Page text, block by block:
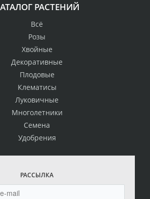
РАСТЕНИЙ
Всё
Розы
Хвойные
Декоративные
Плодовые
Клематисы
Луковичные
Многолетники
Семена
Удобрения
РАССЫЛКА